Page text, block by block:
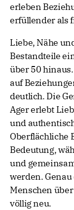
erleben
erfüllender als
Liebe, Nähe
Bestandteile
über 50
auf
deutlich. Die
Ager erlebt
und
Oberflächliche
Bedeutung,
und
werden.
Menschen
völlig neu.